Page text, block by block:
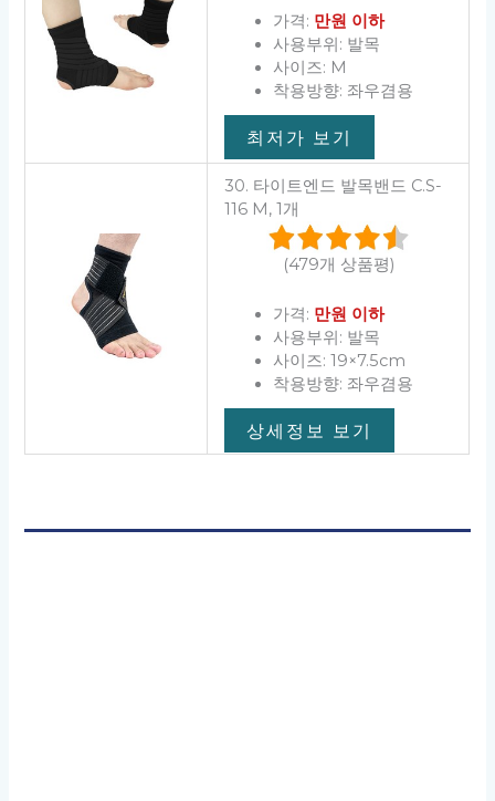
가격: 만원 이하
사용부위: 발목
사이즈: M
착용방향: 좌우겸용
최저가 보기
30. 타이트엔드 발목밴드 C.S-
116 M, 1개
(479개 상품평)
가격: 만원 이하
사용부위: 발목
사이즈: 19×7.5cm
착용방향: 좌우겸용
상세정보 보기